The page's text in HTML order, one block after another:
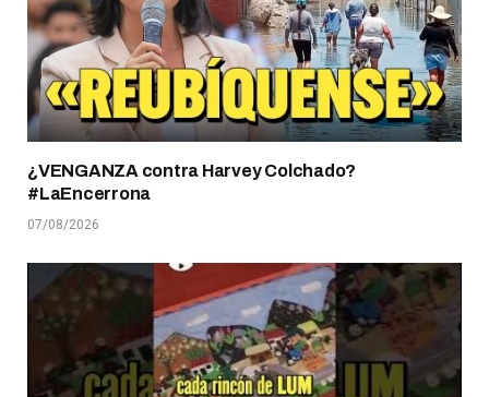
¿VENGANZA contra Harvey Colchado?
#LaEncerrona
07/08/2026